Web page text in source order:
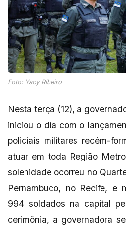
Foto: Yacy Ribeiro
Nesta terça (12), a
iniciou o dia com o
policiais militares recém-
atuar em toda Região
solenidade ocorreu no
Pernambuco, no Recife, e
994 soldados na capital
cerimônia, a governadora